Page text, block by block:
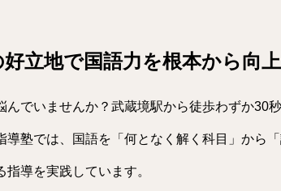
立地で国語力を根本から向上
でいませんか？武蔵境駅から徒歩わずか30
導塾では、国語を「何となく解く科目」から
導を実践しています。